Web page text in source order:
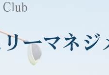
ーマネジ